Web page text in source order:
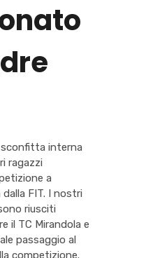
sconfitta interna
ragazzi
a
FIT. I nostri
riusciti
il TC Mirandola e
passaggio al
competizione.